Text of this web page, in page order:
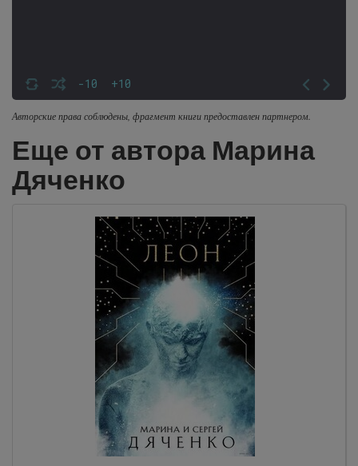
-10 +10
Авторские права соблюдены, фрагмент книги предоставлен партнером.
Еще от автора Марина
Дяченко